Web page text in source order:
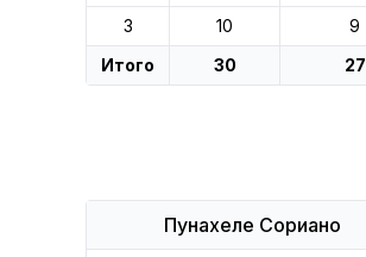
3
10
9
Итого
30 27
Пунахеле Сориано